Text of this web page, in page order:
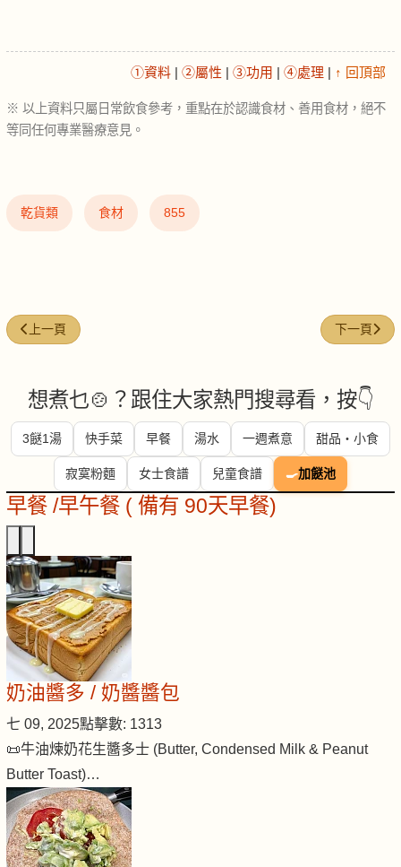
①資料 | ②屬性 | ③功用 | ④處理 | ↑ 回頂部
※ 以上資料只屬日常飲食參考，重點在於認識食材、善用食材，絕不
等同任何專業醫療意見。
乾貨類 食材 855
上一篇文章: 海參（已浸發） (soaked sea cucumber)
上一頁 下一篇文
下一頁
想煮乜🍲？跟住大家熱門搜尋看，按👇
3餸1湯 快手菜 早餐 湯水 一週煮意 甜品・小食
寂寞粉麵 女士食譜 兒童食譜 🍳加餸池
早餐 /早午餐 ( 備有 90天早餐)
奶油醬多 / 奶醬醬包
七 09, 2025點擊數: 1313
📜牛油煉奶花生醬多士 (Butter, Condensed Milk & Peanut
Butter Toast)…